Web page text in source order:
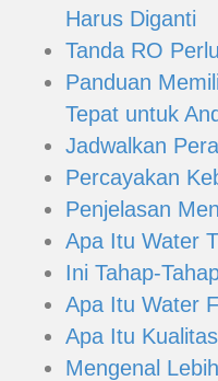
Harus Diganti
Tanda RO
Panduan
Tepat untuk
Jadwalkan
Percayakan
Penjelasan
Apa Itu Water
Ini Tahap-
Apa Itu Water
Apa Itu
Mengenal